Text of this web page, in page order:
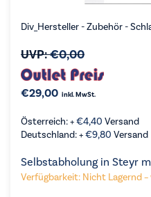
Div_Hersteller - Zubehör -
UVP:€0,00
€29,00 inkl. MwSt.
Österreich: +€4,40 Versand
Deutschland: +€9,80 Versand
Selbstabholung in Steyr
Verfügbarkeit: Nicht Lagernd